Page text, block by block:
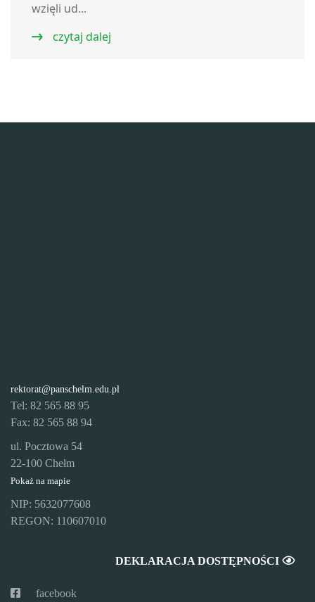
wzięli ud...
czytaj dalej
rektorat@panschelm.edu.pl
Tel: 82 565 88 95
Fax: 82 565 88 94
ul. Pocztowa 54
22-100 Chełm
Pokaż na mapie
NIP: 5632077608
REGON: 110607010
DEKLARACJA DOSTĘPNOŚCI
facebook